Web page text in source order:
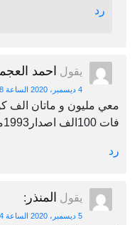
رد
يقول احمد
4 ديسمبر، 2020 الساعة 4:48 م
معي مليون و ماتان الف
فات 100الف اصدار1993موبيل رقم01226312609
رد
يقول المنذر :
5 ديسمبر، 2020 الساعة 4:24 م